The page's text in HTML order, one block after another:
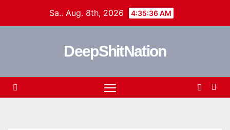
Sa.. Aug. 8th, 2026 4:35:36 AM
DeepShitNation